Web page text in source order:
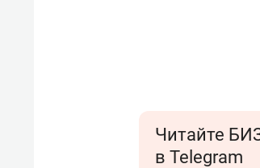
Читайте
в Telegram